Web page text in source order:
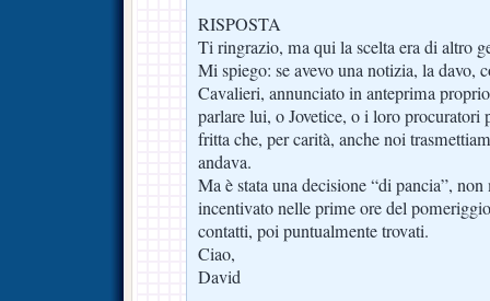
RISPOSTA
Ti ringrazio, ma qui la scelta era di altro
Mi spiego: se avevo una notizia, la davo,
Cavalieri, annunciato in anteprima
parlare lui, o Jovetice, o i loro procuratori
fritta che, per carità, anche noi
andava.
Ma è stata una decisione “di pancia”,
incentivato nelle prime ore del
contatti, poi puntualmente trovati.
Ciao,
David